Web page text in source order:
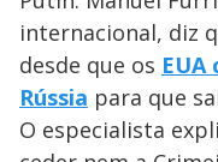
M
u
d
o
internacional, diz
desde que os EUA
Rússia para que
O especialista